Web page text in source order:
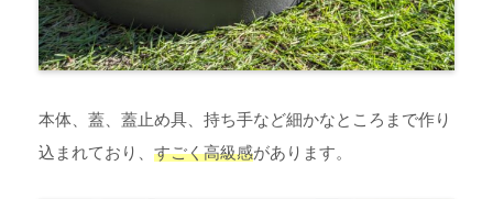
本体、蓋、蓋止め具、持ち手など細かなところまで作り
込まれており、 すごく高級感があります。